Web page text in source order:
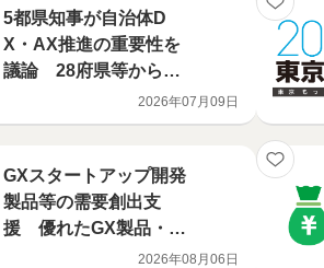
5都県知事が自治体D
X・AX推進の重要性を
議論 28府県等から11
1名が参加しました2026年07月09日
GXスタートアップ開発
製品等の需要創出支
援 優れたGX製品・技
術等を保有するスター2026年08月06日